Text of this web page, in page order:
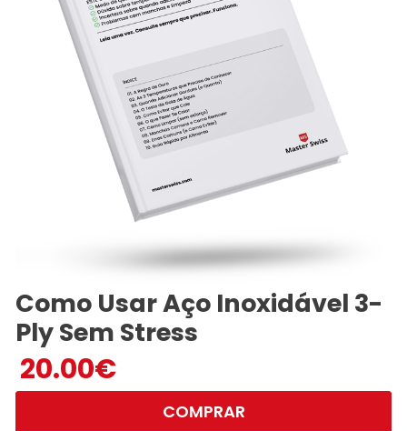
Como Usar Aço Inoxidável 3-
Ply Sem Stress
20.00€
COMPRAR